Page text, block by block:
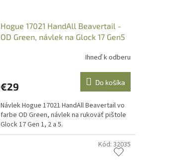
Hogue 17021 HandAll Beavertail -
OD Green, návlek na Glock 17 Gen5
Ihneď k odberu
€29 Do košíka
Návlek Hogue 17021 HandAll Beavertail vo
farbe OD Green, návlek na rukoväť pištole
Glock 17 Gen 1, 2 a 5.
Kód: 32035